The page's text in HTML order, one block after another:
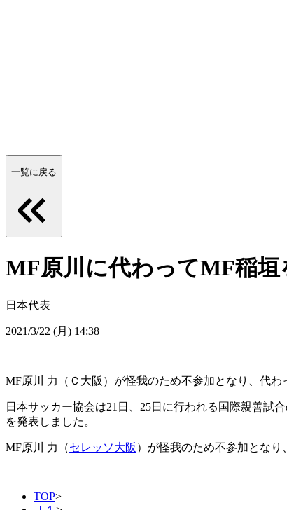
一覧に戻る
MF原川に代わってMF稲垣
日本代表
2021/3/22 (月) 14:38
MF原川 力（Ｃ大阪）が怪我のため不参加となり、代
日本サッカー協会は21日、25日に行われる国際親善試
を発表しました。
MF原川 力（セレッソ大阪 ）が怪我のため不参加となり
TOP>